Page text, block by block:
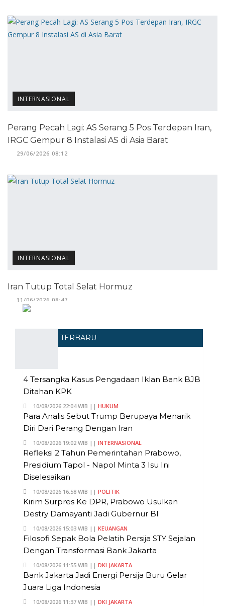
INTERNASIONAL
Perang Pecah Lagi: AS Serang 5 Pos Terdepan Iran,
IRGC Gempur 8 Instalasi AS di Asia Barat
29/06/2026 08:12
INTERNASIONAL
Iran Tutup Total Selat Hormuz
11/06/2026 08:47
BERITA TERBARU
4 Tersangka Kasus Pengadaan Iklan Bank BJB
Ditahan KPK
10/08/2026 22:04 WIB || HUKUM
Para Analis Sebut Trump Berupaya Menarik
Diri Dari Perang Dengan Iran
10/08/2026 19:02 WIB || INTERNASIONAL
Refleksi 2 Tahun Pemerintahan Prabowo,
Presidium Tapol - Napol Minta 3 Isu Ini
Diselesaikan
10/08/2026 16:58 WIB || POLITIK
Kirim Surpres Ke DPR, Prabowo Usulkan
Destry Damayanti Jadi Gubernur BI
10/08/2026 15:03 WIB || KEUANGAN
Filosofi Sepak Bola Pelatih Persija STY Sejalan
Dengan Transformasi Bank Jakarta
10/08/2026 11:55 WIB || DKI JAKARTA
Bank Jakarta Jadi Energi Persija Buru Gelar
Juara Liga Indonesia
10/08/2026 11:37 WIB || DKI JAKARTA